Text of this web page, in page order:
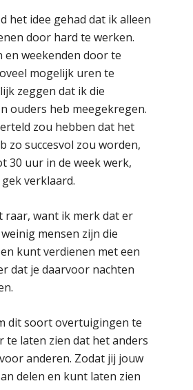
het idee gehad dat ik alleen
door hard te werken.
en weekenden door te
mogelijk uren te
zeggen dat ik die
ouders heb meegekregen.
zou hebben dat het
zo succesvol zou worden,
30 uur in de week werk,
verklaard.
raar, want ik merk dat er
mensen zijn die
kunt verdienen met een
dat je daarvoor nachten
dit soort overtuigingen te
te laten zien dat het anders
anderen. Zodat jij jouw
delen en kunt laten zien